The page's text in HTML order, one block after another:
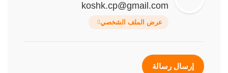
koshk.cp@gmail.com
عرض الملف الشخصي
إرسال رسالة